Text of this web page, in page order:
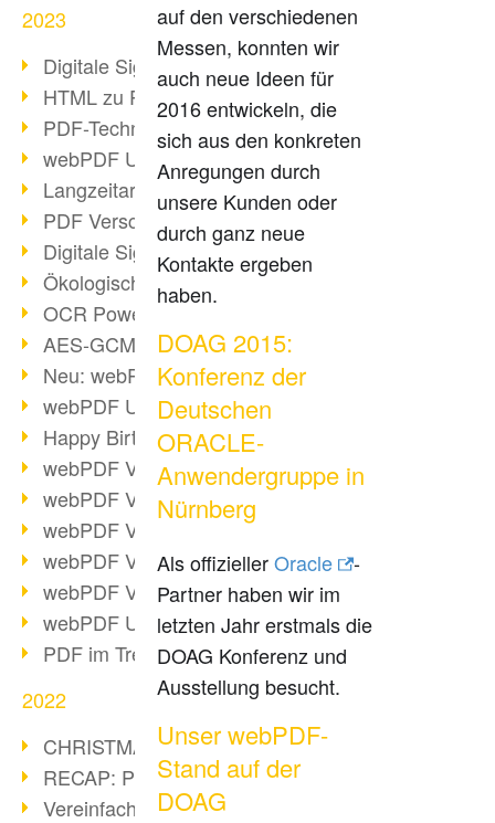
2023
Digitale Signatur in PDF
HTML zu PDF
PDF-Techniken für Barrierefreiheit
webPDF Update 9.0.0.3149
Langzeitarchivierung mit PDF/A
PDF Verschlüsselung
Digitale Signaturen
Ökologischen Abdruck reduzieren
OCR Power für Profis
AES-GCM-Unterstützung (PDF 2.0)
Neu: webPDF Developer Hub
webPDF Update 9.0.0.2898
Happy Birthday, PDF!
webPDF Video-Session 4
webPDF Video-Session 3
webPDF Video-Session 2
webPDF Video-Session 1
webPDF Video-Session Termine
webPDF Update 9.0.0.2843
PDF im Trend
2022
CHRISTMAS 2022 loading
RECAP: PDF Days Europe 2022
Vereinfachung Personalprozesse
auf den verschiedenen
Messen, konnten wir
auch neue Ideen für
2016 entwickeln, die
sich aus den konkreten
Anregungen durch
unsere Kunden oder
durch ganz neue
Kontakte ergeben
haben.
DOAG 2015:
Konferenz der
Deutschen
ORACLE-
Anwendergruppe in
Nürnberg
Als offiziellerOracle
-
Partner haben wir im
letzten Jahr erstmals die
DOAG Konferenz und
Ausstellung besucht.
Unser webPDF-
Stand auf der
DOAG